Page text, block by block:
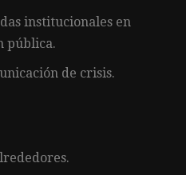
institucionales en
pública.
de crisis.